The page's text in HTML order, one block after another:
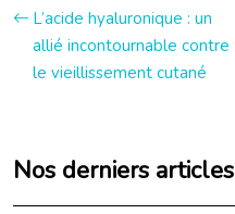
L’acide hyaluronique : un
allié incontournable contre
le vieillissement cutané
Nos derniers articles